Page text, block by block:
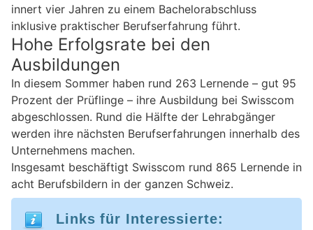
innert vier Jahren zu einem Bachelorabschluss
inklusive praktischer Berufserfahrung führt.
Hohe Erfolgsrate bei den
Ausbildungen
In diesem Sommer haben rund 263 Lernende – gut 95
Prozent der Prüflinge – ihre Ausbildung bei Swisscom
abgeschlossen. Rund die Hälfte der Lehrabgänger
werden ihre nächsten Berufserfahrungen innerhalb des
Unternehmens machen.
Insgesamt beschäftigt Swisscom rund 865 Lernende in
acht Berufsbildern in der ganzen Schweiz.
Links für Interessierte: